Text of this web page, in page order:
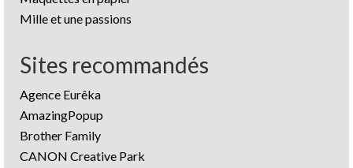
Mille et une passions
Sites recommandés
Agence Eurêka
AmazingPopup
Brother Family
CANON Creative Park